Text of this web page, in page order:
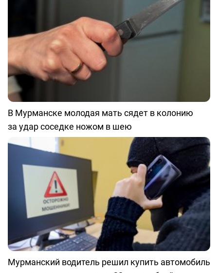
В Мурманске молодая мать сядет в колонию
за удар соседке ножом в шею
Мурманский водитель решил купить автомобиль